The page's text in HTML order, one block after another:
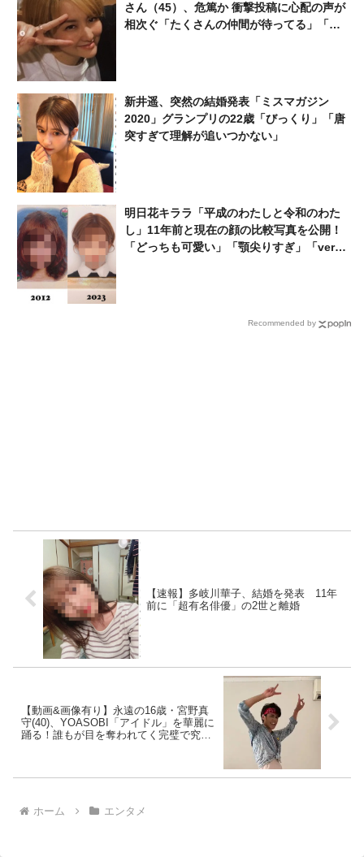
さん（45）、危篤か 衝撃投稿に心配の声が
相次ぐ「たくさんの仲間が待ってる」「帰
新井遥、突然の結婚発表「ミスマガジン
2020」グランプリの22歳「びっくり」「唐
突すぎて理解が追いつかない」
明日花キララ「平成のわたしと令和のわた
し」11年前と現在の顔の比較写真を公開！
「どっちも可愛い」「顎尖りすぎ」「ver.
Recommended by
【速報】多岐川華子、結婚を発表 11年
前に「超有名俳優」の2世と離婚
【動画&画像有り】永遠の16歳・宮野真
守(40)、YOASOBI「アイドル」を華麗に
踊る！誰もが目を奪われてく完璧で究極
ホーム エンタメ